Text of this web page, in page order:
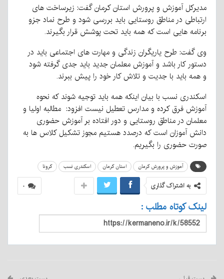
مدیرکل آموزش و پرورش استان کرمان گفت: زیرساخت های
ارتباطی در مناطق روستایی باید بررسی شود و طرح نماد جزو
برنامه هایی است که همه باید تحت پوشش قرار بگیرند.
وی گفت: طرح یاریگران زندگی و مهارت های اجتماعی باید در
دستور کار باشد و آموزش معلمان جدید باید جدی گرفته شود
و همه باید با جدیت و تلاش کار خود را پیش ببرند.
اسکندری نسب با بیان اینکه همه باید توجیه شوند که نحوه
آموزش فرق کرده و مدارس تعطیل نیست افزود: مطالبه اولیا و
معلمان در مناطق روستایی و دور افتاده بر آموزش حضوری
دانش آموزان است که درصدد هستیم مجوز تشکیل کلاس ها به
صورت حضوری را بگیریم.
آموزش و پرورش کرمان استان کرمان اسکندری نسب کرونا
۰ به اشتراک گذاری
لینک کوتاه مطلب :